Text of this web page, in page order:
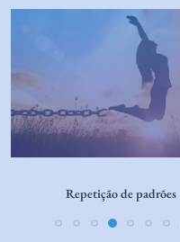
Repetição de padrões